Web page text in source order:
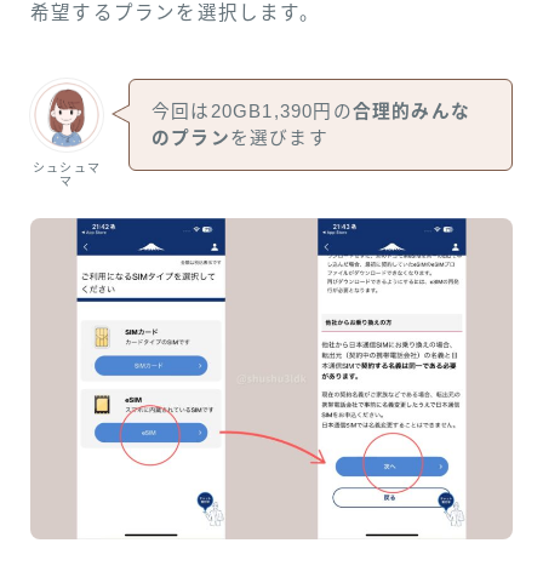
希望するプランを選択します。
シュシュマ
マ
今回は20GB1,390円の合理的みんな
のプランを選びます